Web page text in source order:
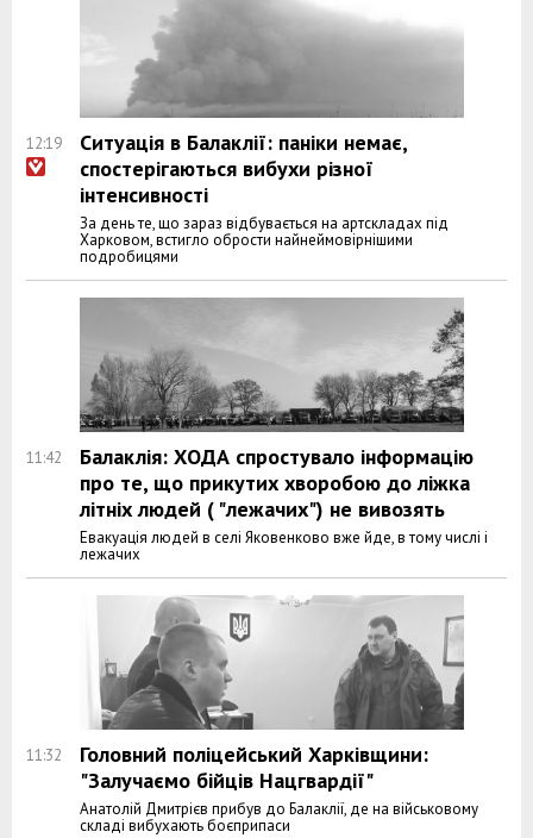
12:19
Ситуація в Балаклії: паніки немає,
спостерігаються вибухи різної
інтенсивності
За день те, що зараз відбувається на артскладах під
Харковом, встигло обрости найнеймовірнішими
подробицями
11:42
Балаклія: ХОДА спростувало інформацію
про те, що прикутих хворобою до ліжка
літніх людей ( "лежачих") не вивозять
Евакуація людей в селі Яковенково вже йде, в тому числі і
лежачих
11:32
Головний поліцейський Харківщини:
"Залучаємо бійців Нацгвардії"
Анатолій Дмитрієв прибув до Балаклії, де на військовому
складі вибухають боєприпаси